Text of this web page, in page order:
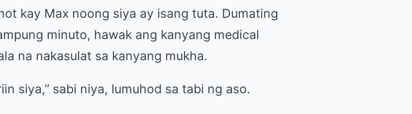
kay Max noong siya ay isang tuta. Dumating
minuto, hawak ang kanyang medical
na nakasulat sa kanyang mukha.
siya,” sabi niya, lumuhod sa tabi ng aso.